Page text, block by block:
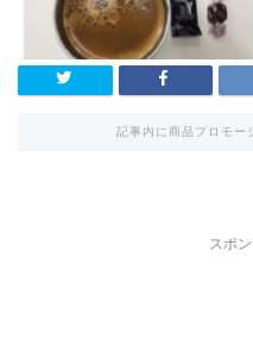
記事内に商品プロモー
スポ